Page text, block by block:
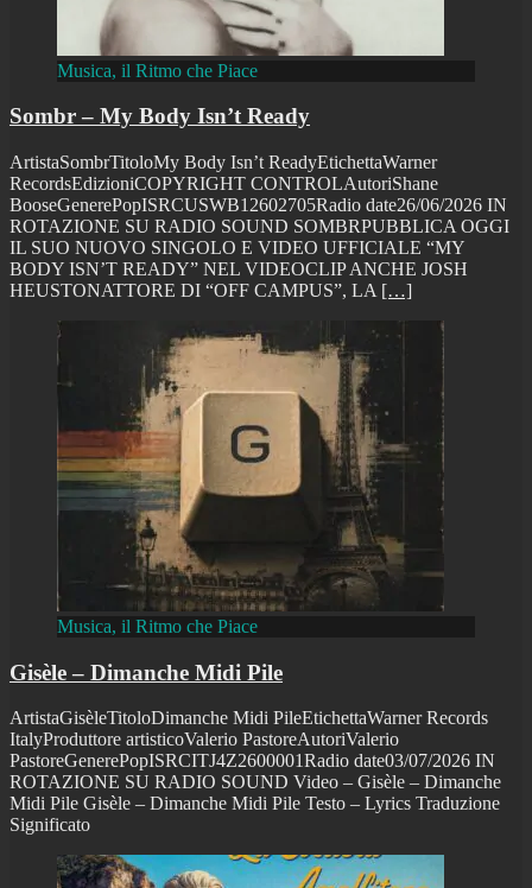
Musica, il Ritmo che Piace
Sombr – My Body Isn’t Ready
ArtistaSombrTitoloMy Body Isn’t ReadyEtichettaWarner
RecordsEdizioniCOPYRIGHT CONTROLAutoriShane
BooseGenerePopISRCUSWB12602705Radio date26/06/2026 IN
ROTAZIONE SU RADIO SOUND SOMBRPUBBLICA OGGI
IL SUO NUOVO SINGOLO E VIDEO UFFICIALE “MY
BODY ISN’T READY” NEL VIDEOCLIP ANCHE JOSH
HEUSTONATTORE DI “OFF CAMPUS”, LA […]
Musica, il Ritmo che Piace
Gisèle – Dimanche Midi Pile
ArtistaGisèleTitoloDimanche Midi PileEtichettaWarner Records
ItalyProduttore artisticoValerio PastoreAutoriValerio
PastoreGenerePopISRCITJ4Z2600001Radio date03/07/2026 IN
ROTAZIONE SU RADIO SOUND Video – Gisèle – Dimanche
Midi Pile Gisèle – Dimanche Midi Pile Testo – Lyrics Traduzione
Significato